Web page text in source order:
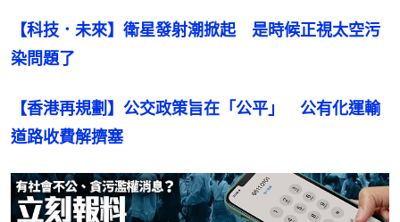
【科技．未來】衛星發射潮掀起　是時候正視太空污
染問題了
【香港再規劃】公交政策旨在「公平」　公有化運輸
道路收費解擠塞